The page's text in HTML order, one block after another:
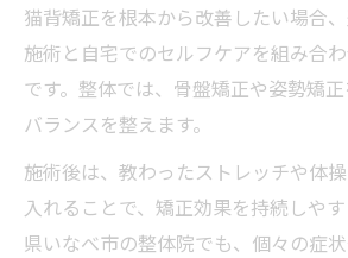
猫背矯正を根本から改善したい場合
施術と自宅でのセルフケアを組み合
です。整体では、骨盤矯正や姿勢矯
バランスを整えます。
施術後は、教わったストレッチや体
入れることで、矯正効果を持続しや
県いなべ市の整体院でも、個々の症